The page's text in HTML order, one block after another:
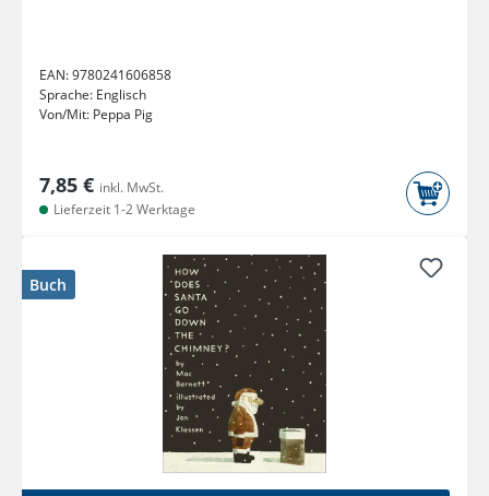
EAN:9780241606858
Sprache: Englisch
Von/Mit: Peppa Pig
7,85 € inkl. MwSt.
Lieferzeit 1-2 Werktage
Buch